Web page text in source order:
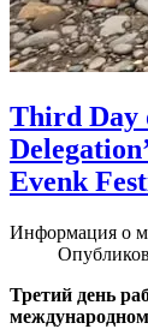
Third Day
Evenk
Информация о
Третий день